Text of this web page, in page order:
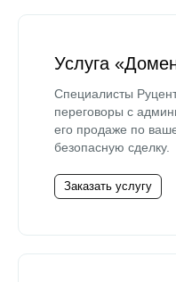
Услуга
Специалисты
переговоры с
его продаже по
безопасную сделку.
Заказать услугу